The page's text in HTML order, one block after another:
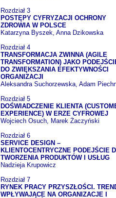
Rozdział 3
POSTĘPY CYFRYZACJI OCHRONY
ZDROWIA W POLSCE
Katarzyna Byszek, Anna Dzikowska
Rozdział 4
TRANSFORMACJA ZWINNA (AGILE
TRANSFORMATION) JAKO
DO ZWIĘKSZANIA EFEKTYWNOŚCI
ORGANIZACJI
Aleksandra Suchorzewska, Adam
Rozdział 5
DOŚWIADCZENIE KLIENTA
EXPERIENCE) W ERZE CYFROWEJ
Wojciech Osuch, Marek Żaczyński
Rozdział 6
SERVICE DESIGN –
KLIENTOCENTRYCZNE PODEJŚCIE
TWORZENIA PRODUKTÓW I USŁUG
Nadzieja Krupowicz
Rozdział 7
RYNEK PRACY PRZYSZŁOŚCI.
WPŁYWAJĄCE NA ORGANIZACJE I